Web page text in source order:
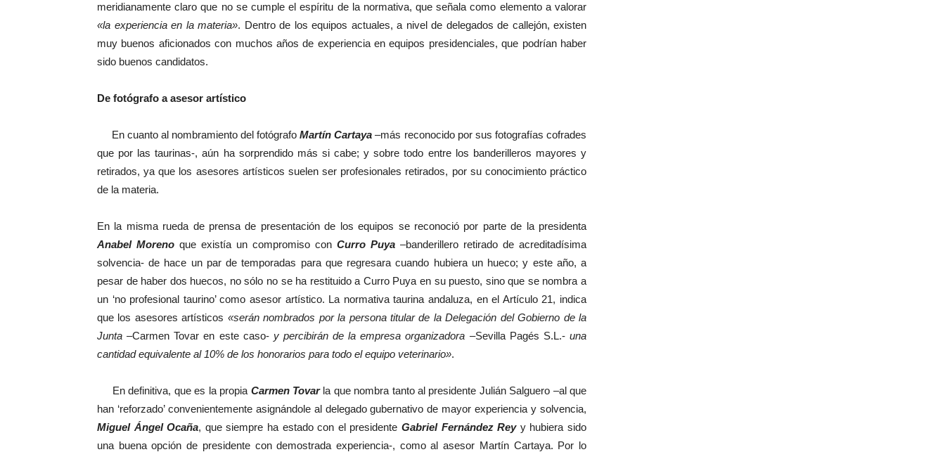
meridianamente claro que no se cumple el espíritu de la normativa, que señala como elemento a valorar
«la experiencia en la materia». Dentro de los equipos actuales, a nivel de delegados de callejón, existen
muy buenos aficionados con muchos años de experiencia en equipos presidenciales, que podrían haber
sido buenos candidatos.
De fotógrafo a asesor artístico
En cuanto al nombramiento del fotógrafoMartín Cartaya –más reconocido por sus fotografías cofrades
que por las taurinas-, aún ha sorprendido más si cabe; y sobre todo entre los banderilleros mayores y
retirados, ya que los asesores artísticos suelen ser profesionales retirados, por su conocimiento práctico
de la materia.
En la misma rueda de prensa de presentación de los equipos se reconoció por parte de la presidenta
Anabel Moreno que existía un compromiso con Curro Puya –banderillero retirado de acreditadísima
solvencia- de hace un par de temporadas para que regresara cuando hubiera un hueco; y este año, a
pesar de haber dos huecos, no sólo no se ha restituido a Curro Puya en su puesto, sino que se nombra a
un ‘no profesional taurino’ como asesor artístico. La normativa taurina andaluza, en el Artículo 21, indica
que los asesores artísticos «serán nombrados por la persona titular de la Delegación del Gobierno de la
Junta–Carmen Tovar en este caso- y percibirán de la empresa organizadora –Sevilla Pagés S.L.-una
cantidad equivalente al 10% de los honorarios para todo el equipo veterinario».
En definitiva, que es la propia Carmen Tovarla que nombra tanto al presidente Julián Salguero –al que
han ‘reforzado’ convenientemente asignándole al delegado gubernativo de mayor experiencia y solvencia,
Miguel Ángel Ocaña, que siempre ha estado con el presidenteGabriel Fernández Reyy hubiera sido
una buena opción de presidente con demostrada experiencia-, como al asesor Martín Cartaya. Por lo